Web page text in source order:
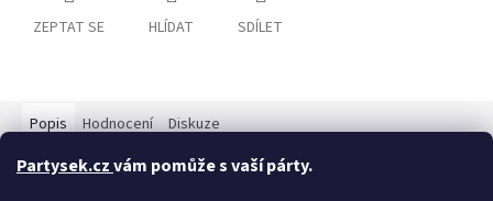
Partysek.czvám pomůže s vaší párty.
ZEPTAT SE HLÍDAT SDÍLET
Popis Hodnocení Diskuze
Detailní popis produktu